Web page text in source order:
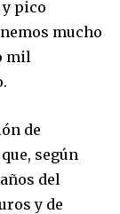
pico
mucho
mil
de
según
del
y de